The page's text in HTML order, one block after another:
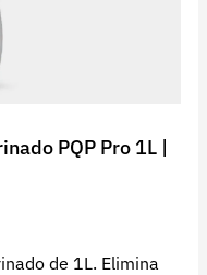
PQP Pro 1L |
de 1L. Elimina